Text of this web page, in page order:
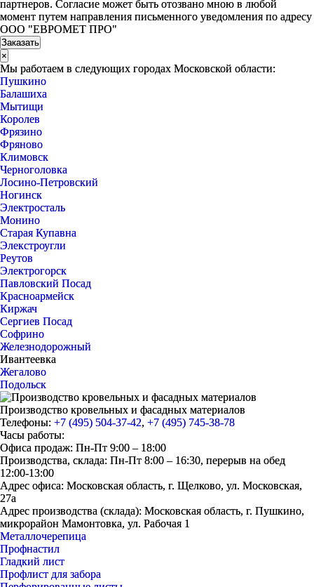
партнеров. Согласие может быть отозвано мною в любой
момент путем направления письменного уведомления по адресу
ООО "ЕВРОМЕТ ПРО"
×
Мы работаем в следующих городах Московской области:
Пушкино
Балашиха
Мытищи
Королев
Фрязино
Фряново
Климовск
Черноголовка
Лосино-Петровский
Ногинск
Электросталь
Монино
Старая Купавна
Элекстроугли
Реутов
Электрогорск
Павловский Посад
Красноармейск
Киржач
Сергиев Посад
Софрино
Железнодорожный
Ивантеевка
Жегалово
Подольск
Производство кровельных и фасадных материалов
Телефоны: +7 (495) 504-37-42, +7 (495) 745-38-78
Часы работы:
Офиса продаж: Пн-Пт 9:00 – 18:00
Производства, склада: Пн-Пт 8:00 – 16:30, перерыв на обед
12:00-13:00
Адрес офиса: Московская область, г. Щелково, ул. Московская,
27а
Адрес производства (склада): Московская область, г. Пушкино,
микрорайон Мамонтовка, ул. Рабочая 1
Металлочерепица
Профнастил
Гладкий лист
Профлист для забора